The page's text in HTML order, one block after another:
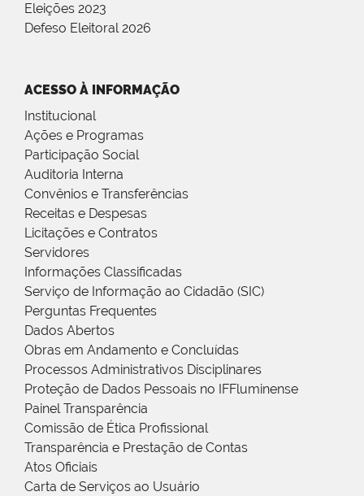
Eleições 2023
Defeso Eleitoral 2026
ACESSO À INFORMAÇÃO
Institucional
Ações e Programas
Participação Social
Auditoria Interna
Convênios e Transferências
Receitas e Despesas
Licitações e Contratos
Servidores
Informações Classificadas
Serviço de Informação ao Cidadão (SIC)
Perguntas Frequentes
Dados Abertos
Obras em Andamento e Concluídas
Processos Administrativos Disciplinares
Proteção de Dados Pessoais no IFFluminense
Painel Transparência
Comissão de Ética Profissional
Transparência e Prestação de Contas
Atos Oficiais
Carta de Serviços ao Usuário